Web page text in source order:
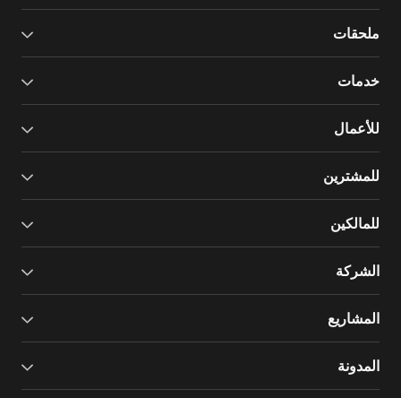
ملحقات
خدمات
للأعمال
للمشترين
للمالكين
الشركة
المشاريع
المدونة